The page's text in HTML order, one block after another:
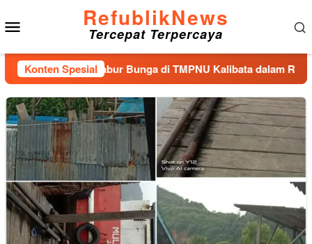
ke
konten
RefublikNews
Tercepat Terpercaya
Konten Spesial
dan Tabur Bunga di TMPNU Kalibata dalam Rangka